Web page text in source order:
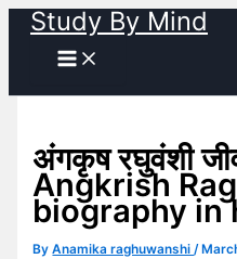
Skip
content
Study By Mind
अंगकृष रघुवंशी
Angkrish
biography in
ByAnamika raghuwanshi/